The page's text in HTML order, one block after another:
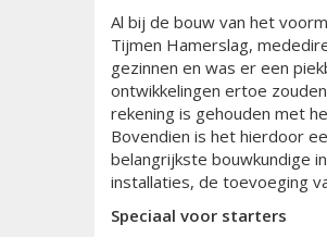
Al bij de bouw van het
Tijmen Hamerslag,
gezinnen en was er een
ontwikkelingen ertoe
rekening is gehouden met
Bovendien is het hierdoor
belangrijkste bouwkundige
installaties, de toevoeging
Speciaal voor starters